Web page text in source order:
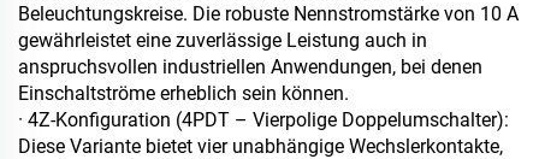
Beleuchtungskreise. Die robuste Nennstromstärke von 10 A
gewährleistet eine zuverlässige Leistung auch in
anspruchsvollen industriellen Anwendungen, bei denen
Einschaltströme erheblich sein können.
· 4Z-Konfiguration (4PDT – Vierpolige Doppelumschalter):
Diese Variante bietet vier unabhängige Wechslerkontakte,